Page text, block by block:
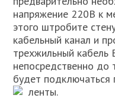
напряжение 220В к
этого штробите
кабельный канал и
трехжильный кабель
непосредственно до
будет подключаться
ленты.